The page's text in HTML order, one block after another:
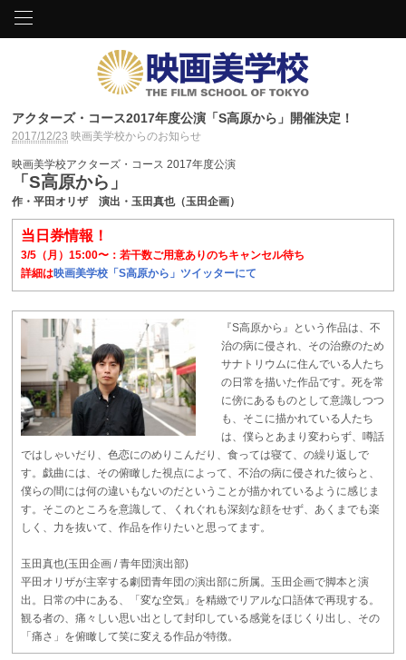
アクターズ・コース2017年度公演「S高原から」開催決定！
2017/12/23 映画美学校からのお知らせ
映画美学校アクターズ・コース 2017年度公演
「S高原から」
作・平田オリザ 演出・玉田真也（玉田企画）
当日券情報！
3/5（月）15:00〜：若干数ご用意ありのちキャンセル待ち
詳細は映画美学校「S高原から」ツイッターにて
『S高原から』という作品は、不
治の病に侵され、その治療のため
サナトリウムに住んでいる人たち
の日常を描いた作品です。死を常
に傍にあるものとして意識しつつ
も、そこに描かれている人たち
は、僕らとあまり変わらず、噂話
ではしゃいだり、色恋にのめりこんだり、食っては寝て、の繰り返しで
す。戯曲には、その俯瞰した視点によって、不治の病に侵された彼らと、
僕らの間には何の違いもないのだということが描かれているように感じま
す。そこのところを意識して、くれぐれも深刻な顔をせず、あくまでも楽
しく、力を抜いて、作品を作りたいと思ってます。
玉田真也(玉田企画 / 青年団演出部)
平田オリザが主宰する劇団青年団の演出部に所属。玉田企画で脚本と演
出。日常の中にある、「変な空気」を精緻でリアルな口語体で再現する。
観る者の、痛々しい思い出として封印している感覚をほじくり出し、その
「痛さ」を俯瞰して笑に変える作品が特徴。